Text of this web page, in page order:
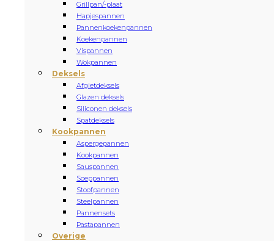
Grillpan/-plaat
Hapjespannen
Pannenkoekenpannen
Koekenpannen
Vispannen
Wokpannen
Deksels
Afgietdeksels
Glazen deksels
Siliconen deksels
Spatdeksels
Kookpannen
Aspergepannen
Kookpannen
Sauspannen
Soeppannen
Stoofpannen
Steelpannen
Pannensets
Pastapannen
Overige